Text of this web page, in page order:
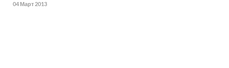
04 Март 2013